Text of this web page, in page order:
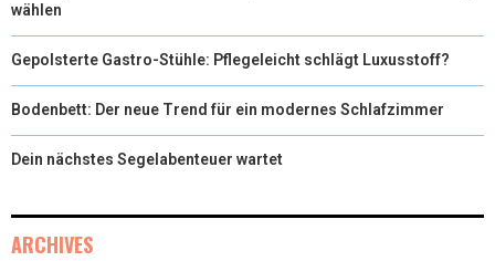
wählen
Gepolsterte Gastro-Stühle: Pflegeleicht schlägt Luxusstoff?
Bodenbett: Der neue Trend für ein modernes Schlafzimmer
Dein nächstes Segelabenteuer wartet
ARCHIVES